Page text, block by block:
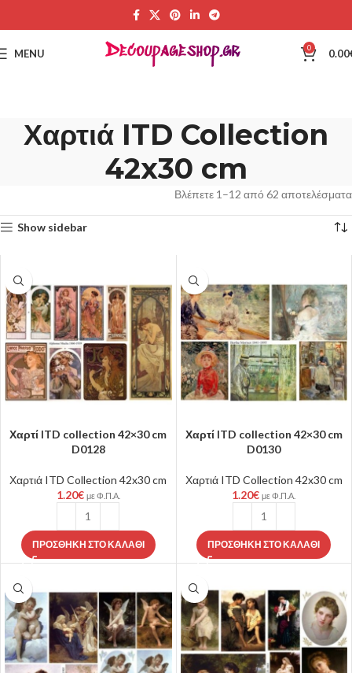
MENU 0 0.00
Χαρτιά ITD Collection
42x30 cm
Βλέπετε 1–12 από 62 αποτελέσματα
Show sidebar
Χαρτί ITD collection 42×30 cm
D0128
Χαρτιά ITD Collection 42x30 cm
1.20€ με Φ.Π.Α.
ΠΡΟΣΘΉΚΗ ΣΤΟ ΚΑΛΆΘΙ
Χαρτί ITD collection 42×30 cm
D0130
Χαρτιά ITD Collection 42x30 cm
1.20€ με Φ.Π.Α.
ΠΡΟΣΘΉΚΗ ΣΤΟ ΚΑΛΆΘΙ